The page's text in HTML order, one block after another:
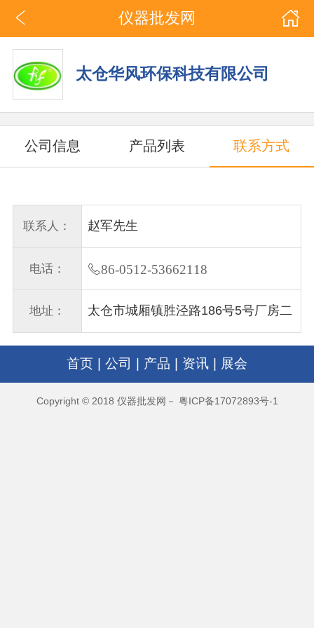
仪器批发网
太仓华风环保科技有限公司
公司信息 产品列表 联系方式
联系人： 赵军先生
电话： 86-0512-53662118
地址： 太仓市城厢镇胜泾路186号5号厂房二
首页 公司 产品 资讯 展会
Copyright © 2018 仪器批发网－ 粤ICP备17072893号-1